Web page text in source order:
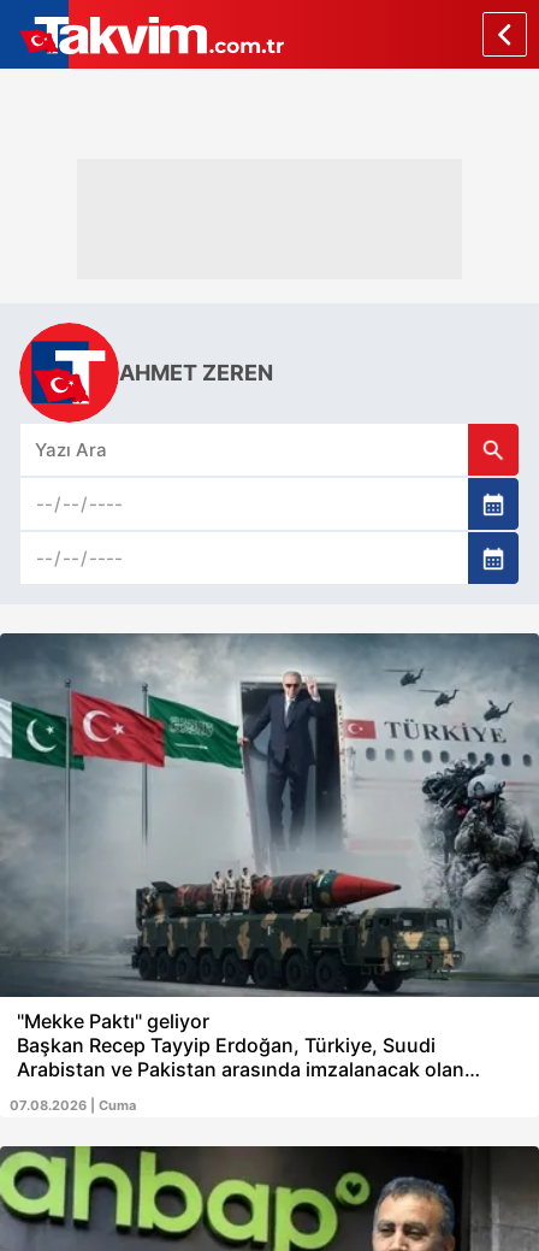
AHMET ZEREN
"Mekke Paktı" geliyor
Başkan Recep Tayyip Erdoğan, Türkiye, Suudi
Arabistan ve Pakistan arasında imzalanacak olan
Mekke Anlaşması için Suudi Arabistan'a gitti.
Cidde'den Mekke'ye geçen Erdoğan, Prens Selman ve
Pakistan Başbakanı Şahbaz Şerif ile görüşecek. Öte
yandan Orta Doğu’nun güvenlik mimarisini değiştiren
tarihi bir adım olan Mekke Anlaşması, İsrail'i panikletti.
Takvim.com.tr tarihi mutabakattan tarihi detayları
anbean aktarıyor.
07.08.2026 | Cuma